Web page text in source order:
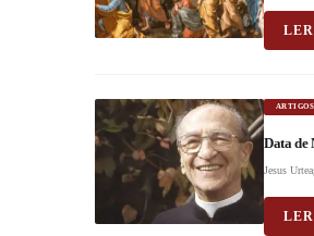
ARTIGOS
Data de
Jesus